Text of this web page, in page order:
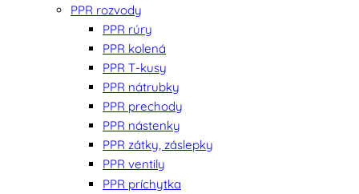
PPR rozvody
PPR rúry
PPR kolená
PPR T-kusy
PPR nátrubky
PPR prechody
PPR nástenky
PPR zátky, záslepky
PPR ventily
PPR príchytka